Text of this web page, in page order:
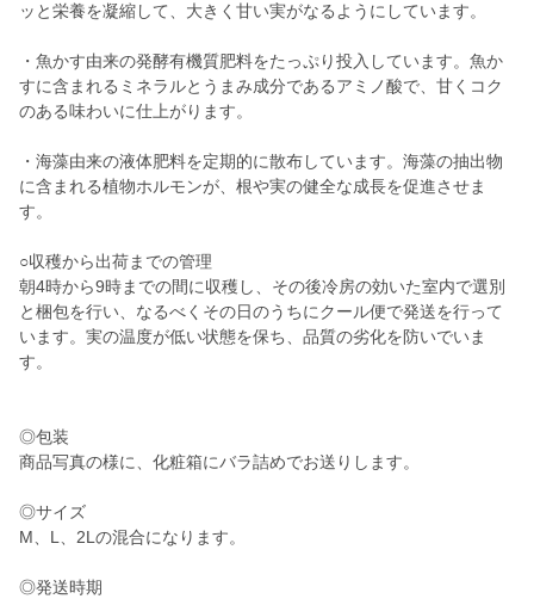
ッと栄養を凝縮して、大きく甘い実がなるようにしています。
・魚かす由来の発酵有機質肥料をたっぷり投入しています。魚か
すに含まれるミネラルとうまみ成分であるアミノ酸で、甘くコク
のある味わいに仕上がります。
・海藻由来の液体肥料を定期的に散布しています。海藻の抽出物
に含まれる植物ホルモンが、根や実の健全な成長を促進させま
す。
○収穫から出荷までの管理
朝4時から9時までの間に収穫し、その後冷房の効いた室内で選別
と梱包を行い、なるべくその日のうちにクール便で発送を行って
います。実の温度が低い状態を保ち、品質の劣化を防いでいま
す。
◎包装
商品写真の様に、化粧箱にバラ詰めでお送りします。
◎サイズ
M、L、2Lの混合になります。
◎発送時期